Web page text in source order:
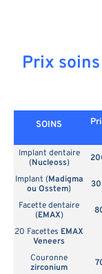
Prix
SOINS
Implant dentaire
(Nucleoss)
Implant (Madigma
ou Osstem)
Facette dentaire
(EMAX)
20 Facettes EMAX
Veneers
Couronne
zirconium